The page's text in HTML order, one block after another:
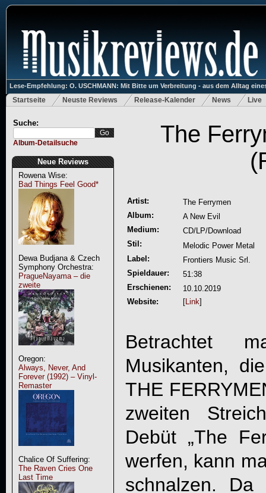
Lese-Empfehlung: O. USCHMANN: Mit Bitte um Verbreitung - aus dem Alltag
Startseite Neuste Reviews Release-Kalender News Live
Suche:
Album-Detailsuche
Neue Reviews
Rowena Wise:
Bad Things Feel Good*
Dewa Budjana & Czech
Symphony Orchestra:
PragueNayama – die
zweite
Oregon:
Always, Never, And
Forever (1992) – Vinyl-
Remaster
Chalice Of Suffering:
The Raven Cries One
Last Time
The
Artist:
The Ferrymen
Album:
A New Evil
Medium:
CD/LP/Download
Stil:
Melodic Power Metal
Label:
Frontiers Music Srl.
Spieldauer:
51:38
Erschienen:
10.10.2019
Website:
[Link]
Betrachtet
Musikanten,
THE
zweiten
Debüt „The
werfen, kann
schnalzen.